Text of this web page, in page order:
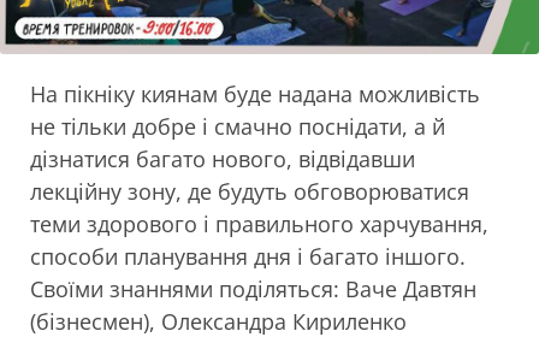
На пікніку киянам буде надана можливість
не тільки добре і смачно поснідати, а й
дізнатися багато нового, відвідавши
лекційну зону, де будуть обговорюватися
теми здорового і правильного харчування,
способи планування дня і багато іншого.
Своїми знаннями поділяться: Ваче Давтян
(бізнесмен), Олександра Кириленко